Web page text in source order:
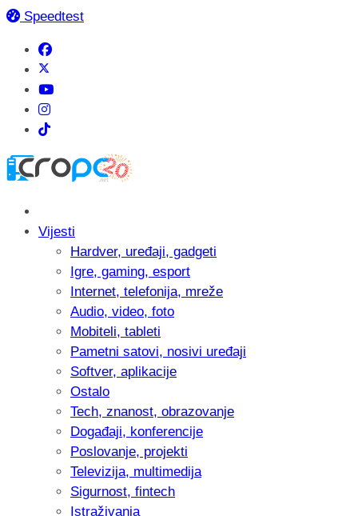
Speedtest
Vijesti
Hardver, uređaji, gadgeti
Igre, gaming, esport
Internet, telefonija, mreže
Audio, video, foto
Mobiteli, tableti
Pametni satovi, nosivi uređaji
Softver, aplikacije
Ostalo
Tech, znanost, obrazovanje
Događaji, konferencije
Poslovanje, projekti
Televizija, multimedija
Sigurnost, fintech
Istraživanja